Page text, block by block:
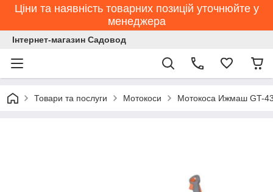
Ціни та наявність товарних позицій уточнюйте у
менеджера
Інтернет-магазин Садовод
Товари та послуги Мотокоси Мотокоса Ижмаш GT-